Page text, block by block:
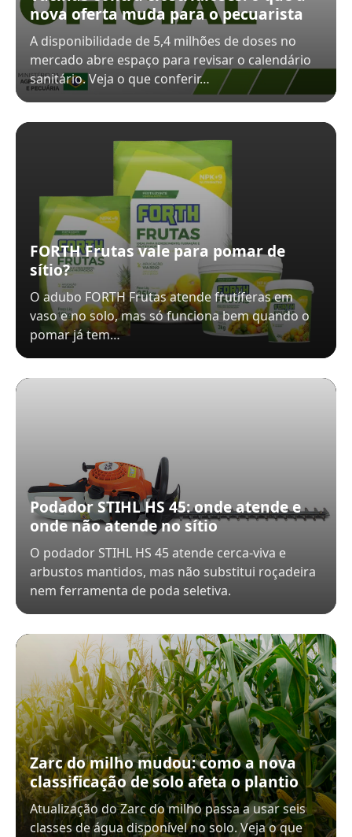
nova oferta muda para o pecuarista
A disponibilidade de 5,4 milhões de doses no
mercado abre espaço para revisar o calendário
sanitário. Veja o que conferir…
FORTH Frutas vale para pomar de
sítio?
O adubo FORTH Frutas atende frutíferas em
vaso e no solo, mas só funciona bem quando o
pomar já tem…
Podador STIHL HS 45: onde atende e
onde não atende no sítio
O podador STIHL HS 45 atende cerca-viva e
arbustos mantidos, mas não substitui roçadeira
nem ferramenta de poda seletiva.
Zarc do milho mudou: como a nova
classificação de solo afeta o plantio
Atualização do Zarc do milho passa a usar seis
classes de água disponível no solo. Veja o que